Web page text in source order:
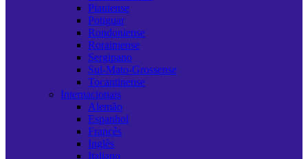
Piauiense
Potiguar
Rondoniense
Roraimense
Sergipano
Sul-Mato-Grossense
Tocantinense
Internacionais
Alemão
Espanhol
Francês
Inglês
Italiano